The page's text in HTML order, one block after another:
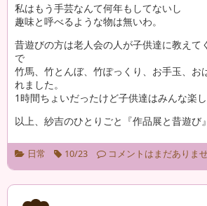
私はもう手芸なんて何年もしてないし
趣味と呼べるような物は無いわ。
昔遊びの方は老人会の人が子供達に教えて
で
竹馬、竹とんぼ、竹ぽっくり、お手玉、お
れました。
1時間ちょいだったけど子供達はみんな楽し
以上、紗吉のひとりごと『作品展と昔遊び
日常 10/23 コメントはまだありま